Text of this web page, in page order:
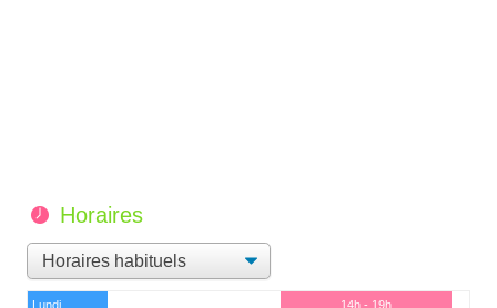
Horaires
Lundi
14h - 19h